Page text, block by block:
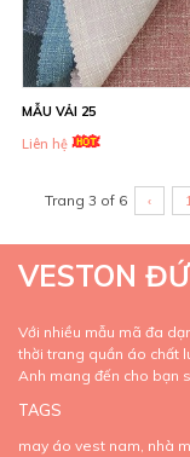
MẪU VẢI 25
Liên hệ
Trang 3 of 6 ‹ 1
VESTON
Với nhiều mẫu mã đa
thời trang quần áo chất
Anh mang đến cho bạn
TAGS
may áo vest nam, nhà